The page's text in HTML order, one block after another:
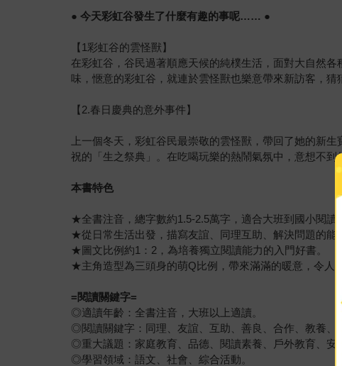
● 今天彩虹谷發生了什麼有趣的事呢…… ●
【1彩虹谷的雲怪獸】
在彩虹谷，谷民過著順應天候的純樸生活，面對大自然
味，愜意的彩虹谷，就連於雲怪獸也樂意帶來新訪客，猜
【2.春日慶典的意外事件】
上一個冬天，彩虹谷民最崇敬的雲怪獸，帶回了她的新
祝的「生之祭典」。在吃喝玩樂的熱鬧氣氛中，意想不
本書特色
★全書注音，總字數約1.5-2.5萬字，適合大班到國小閱讀。
★從日常生活出發，描寫友誼、同理互助、解決問題的
★圖文比例約1：2，為培養獨立閱讀能力的入門好書。
★主角造型為三頭身的萌Q比例，帶來滿滿的暖意，令人
=閱讀關鍵字=
◎適讀年齡：全書注音，大班以上適讀。
◎閱讀關鍵字：同理、友誼、互助、善良、合作、教養、
◎重大議題：家庭教育、品德、閱讀素養、戶外教育、安
◎學習領域：語文、社會、綜合活動。